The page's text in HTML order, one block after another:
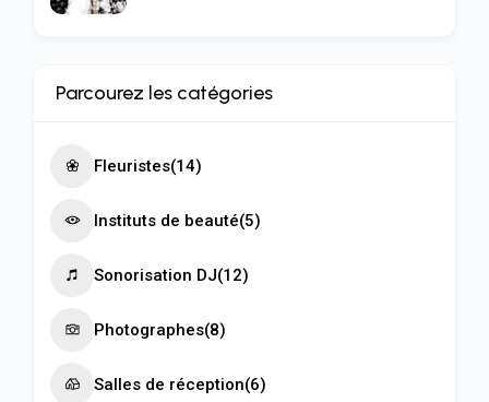
Parcourez les catégories
Fleuristes(14)
Instituts de beauté(5)
Sonorisation DJ(12)
Photographes(8)
Salles de réception(6)